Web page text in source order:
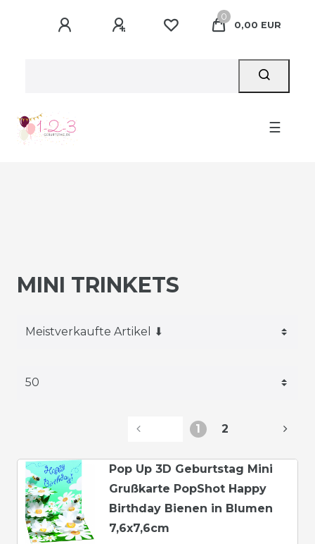
0
0,00 EUR
☰
MINI TRINKETS
1 2
Pop Up 3D Geburtstag Mini
Grußkarte PopShot Happy
Birthday Bienen in Blumen
7,6x7,6cm